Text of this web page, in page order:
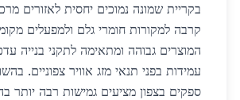
בקריית שמונה נמוכים יחסית לאזורים
קרבה למקורות חומרי גלם ולמפעלים
המוצרים גבוהה ומתאימה לתקני בנייה
עמידות בפני תנאי מזג אוויר צפוניים.
ספקים בצפון מציעים גמישות רבה יותר